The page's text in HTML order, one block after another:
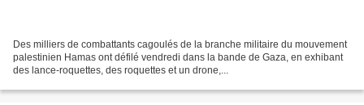
Des milliers de combattants cagoulés de la branche militaire du mouvement
palestinien Hamas ont défilé vendredi dans la bande de Gaza, en exhibant
des lance-roquettes, des roquettes et un drone,...